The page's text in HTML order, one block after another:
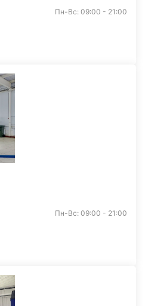
Пн-Вс: 09:00 - 21:00
Пн-Вс: 09:00 - 21:00